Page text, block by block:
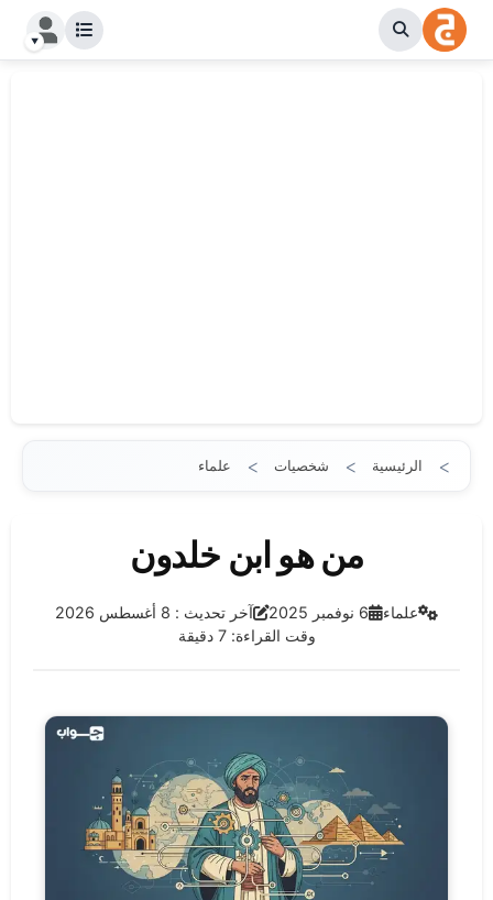
علماء شخصيات الرئيسية
من هو ابن خلدون
الفئة:علماءتاريخ النشر:
6 نوفمبر 2025 آخر تحديث:
آخر تحديث : 8 أغسطس 2026
وقت القراءة: 7 دقيقة